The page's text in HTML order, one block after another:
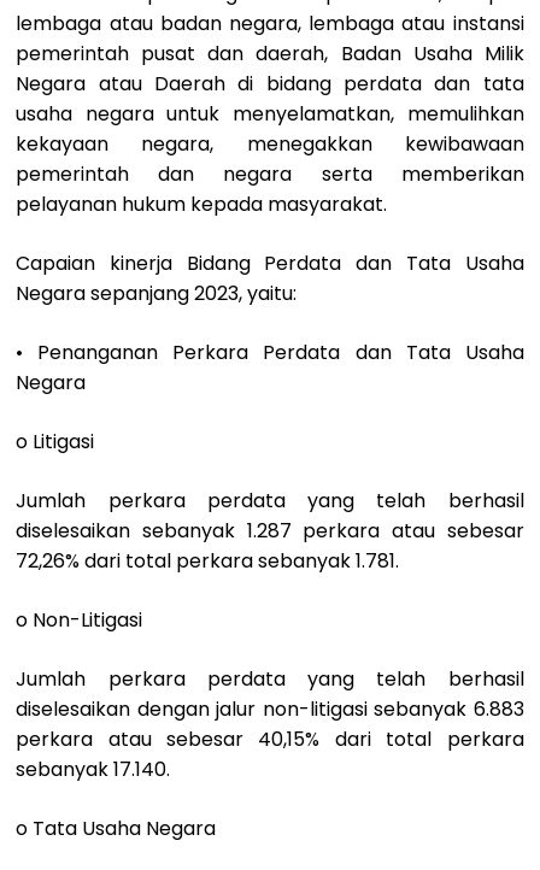
lembaga atau badan negara, lembaga atau instansi
pemerintah pusat dan daerah, Badan Usaha Milik
Negara atau Daerah di bidang perdata dan tata
usaha negara untuk menyelamatkan, memulihkan
kekayaan negara, menegakkan kewibawaan
pemerintah dan negara serta memberikan
pelayanan hukum kepada masyarakat.
Capaian kinerja Bidang Perdata dan Tata Usaha
Negara sepanjang 2023, yaitu:
• Penanganan Perkara Perdata dan Tata Usaha
Negara
o Litigasi
Jumlah perkara perdata yang telah berhasil
diselesaikan sebanyak 1.287 perkara atau sebesar
72,26% dari total perkara sebanyak 1.781.
o Non-Litigasi
Jumlah perkara perdata yang telah berhasil
diselesaikan dengan jalur non-litigasi sebanyak 6.883
perkara atau sebesar 40,15% dari total perkara
sebanyak 17.140.
o Tata Usaha Negara